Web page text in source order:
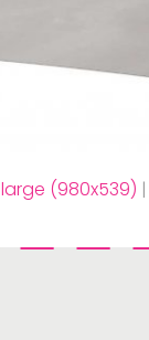
large (980x539) |